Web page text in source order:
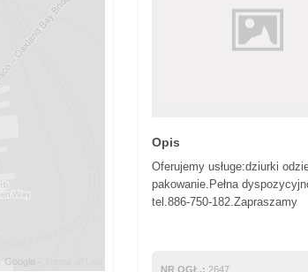
Opis
Oferujemy usługe:dziurki
pakowanie.Pełna
tel.886-750-182.Zapraszamy
NR OGŁ.: 2647